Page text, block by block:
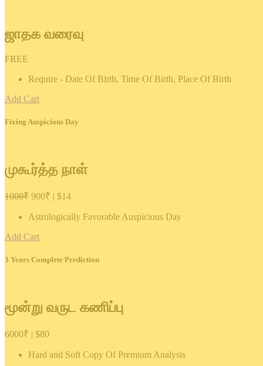
ஜாதக வரைவு
FREE
Require - Date Of Birth, Time Of Birth, Place Of Birth
Add Cart
Fixing Auspicious Day
முகூர்த்த நாள்
1000₹ 900₹ | $14
Astrologically Favorable Auspicious Day
Add Cart
3 Years Complete Prediction
மூன்று வருட கணிப்பு
6000₹ | $80
Hard and Soft Copy Of Premium Analysis